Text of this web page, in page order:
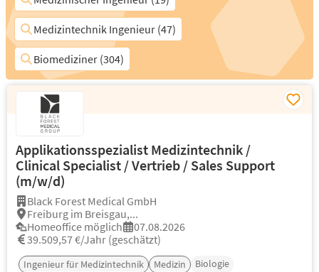
Medizintechnik Ingenieur (47)
Biomediziner (304)
Applikationsspezialist Medizintechnik /
Clinical Specialist / Vertrieb / Sales Support
(m/w/d)
Black Forest Medical GmbH
Freiburg im Breisgau,...
Homeoffice möglich
07.08.2026
39.509,57 €/Jahr (geschätzt)
Ingenieur für Medizintechnik Medizin
Biologie